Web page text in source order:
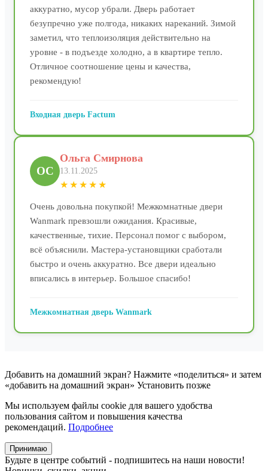
аккуратно, мусор убрали. Дверь работает
безупречно уже полгода, никаких нареканий. Зимой
заметил, что теплоизоляция действительно на
уровне - в подъезде холодно, а в квартире тепло.
Отличное соотношение цены и качества,
рекомендую!
Входная дверь Factum
ОС
Ольга Смирнова
13.11.2025
★★★★★
Очень довольна покупкой! Межкомнатные двери
Wanmark превзошли ожидания. Красивые,
качественные, тихие. Персонал помог с выбором,
всё объяснили. Мастера-установщики сработали
быстро и очень аккуратно. Все двери идеально
вписались в интерьер. Большое спасибо!
Межкомнатная дверь Wanmark
Добавить на домашний экран? Нажмите «поделиться» и затем
«добавить на домашний экран» Установить позже
Мы используем файлы cookie для вашего удобства
пользования сайтом и повышения качества
рекомендаций. Подробнее
Принимаю
Будьте в центре событий - подпишитесь на наши новости!